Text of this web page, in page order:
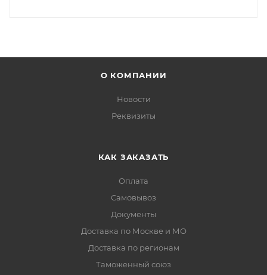
О КОМПАНИИ
Новости
Реквизиты
КАК ЗАКАЗАТЬ
Оплата
Самовывоз
Документы
Доставка по Москве и МО
Доставка по регионам
Таможенный союз